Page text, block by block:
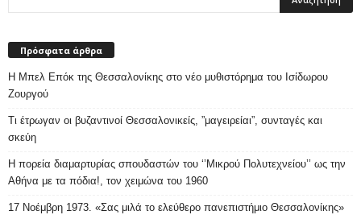
Πρόσφατα άρθρα
Η Μπελ Επόκ της Θεσσαλονίκης στο νέο μυθιστόρημα του Ισίδωρου
Ζουργού
Τι έτρωγαν οι βυζαντινοί Θεσσαλονικείς, ”μαγειρείαι”, συνταγές και
σκεύη
Η πορεία διαμαρτυρίας σπουδαστών του ‘’Μικρού Πολυτεχνείου’’ ως την
Αθήνα με τα πόδια!, τον χειμώνα του 1960
17 Νοέμβρη 1973. «Σας μιλά το ελεύθερο πανεπιστήμιο Θεσσαλονίκης»